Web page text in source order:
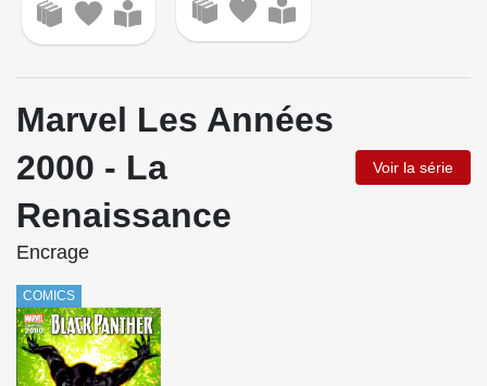
Marvel Les Années
2000 - La
Renaissance
Voir la série
Encrage
COMICS